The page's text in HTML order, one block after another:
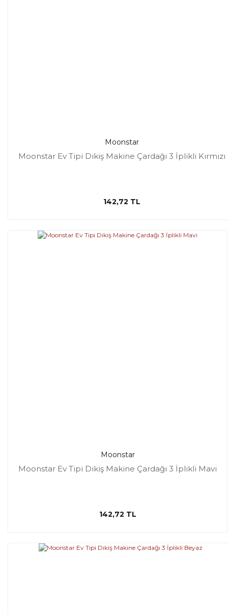
Moonstar
Moonstar Ev Tipi Dikiş Makine Çardağı 3 İplikli Kırmızı
142,72 TL
Moonstar
Moonstar Ev Tipi Dikiş Makine Çardağı 3 İplikli Mavi
142,72 TL